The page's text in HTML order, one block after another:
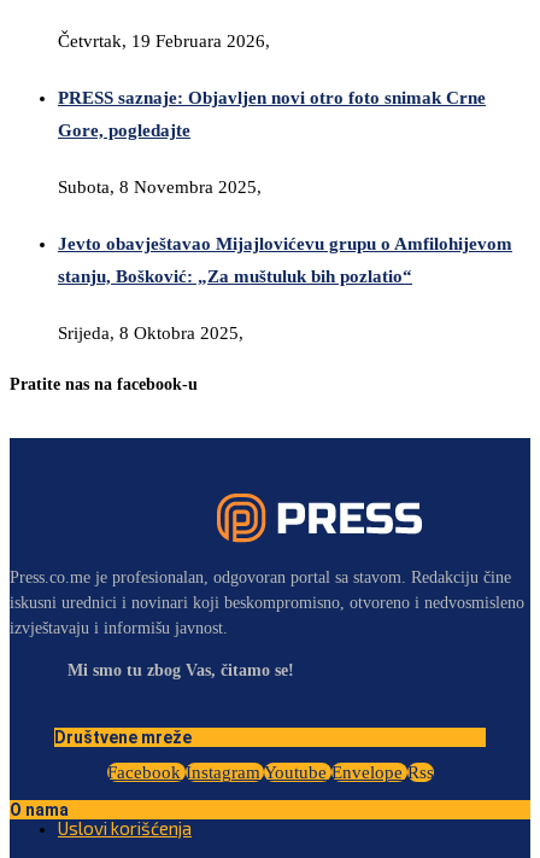
Četvrtak, 19 Februara 2026,
PRESS saznaje: Objavljen novi otro foto snimak Crne
Gore, pogledajte
Subota, 8 Novembra 2025,
Jevto obavještavao Mijajlovićevu grupu o Amfilohijevom
stanju, Bošković: „Za muštuluk bih pozlatio“
Srijeda, 8 Oktobra 2025,
Pratite nas na facebook-u
Press.co.me je profesionalan, odgovoran portal sa stavom. Redakciju čine
iskusni urednici i novinari koji beskompromisno, otvoreno i nedvosmisleno
izvještavaju i informišu javnost.
Mi smo tu zbog Vas, čitamo se!
Društvene mreže
Facebook Instagram Youtube Envelope Rss
O nama
Uslovi korišćenja